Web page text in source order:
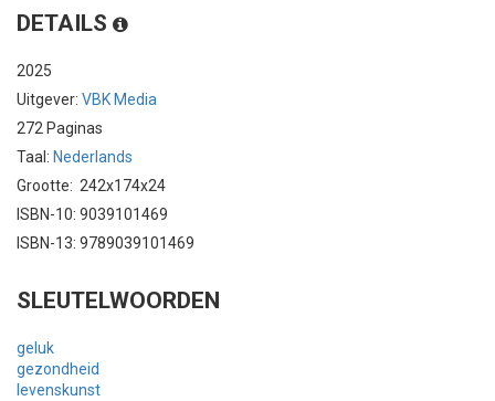
DETAILS
2025
Uitgever: VBK Media
272 Paginas
Taal: Nederlands
Grootte: 242x174x24
ISBN-10: 9039101469
ISBN-13: 9789039101469
SLEUTELWOORDEN
geluk
gezondheid
levenskunst